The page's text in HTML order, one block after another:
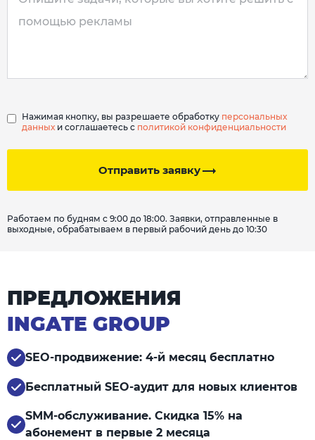
Отправить заявку
Нажимая кнопку, вы разрешаете обработку персональных
данных и соглашаетесь с политикой конфиденциальности
Работаем по будням с 9:00 до 18:00. Заявки, отправленные в
выходные, обрабатываем в первый рабочий день до 10:30
ПРЕДЛОЖЕНИЯ
INGATE GROUP
SEO-продвижение: 4-й месяц бесплатно
Бесплатный SEO-аудит для новых клиентов
SMM-обслуживание. Скидка 15% на
абонемент в первые 2 месяца